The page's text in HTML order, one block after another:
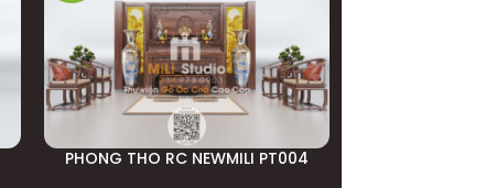
PHONG THO RC NEWMILI PT004